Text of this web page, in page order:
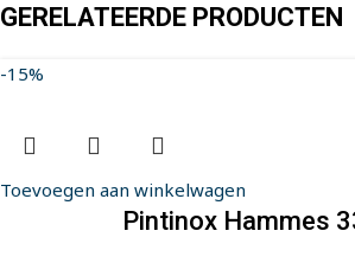
GERELATEERDE PRODUCTEN
-15%
Toevoegen aan winkelwagen
Pintinox Hammes